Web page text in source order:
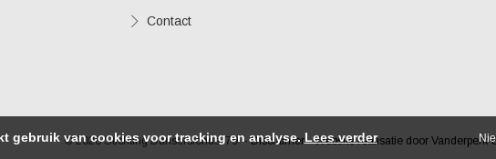
Contact
© 2026 Stichting Dansersfonds '79 -Disclaimer-Website realisatie door Vanderperk
gebruik van cookies voor tracking en analyse.Lees verder